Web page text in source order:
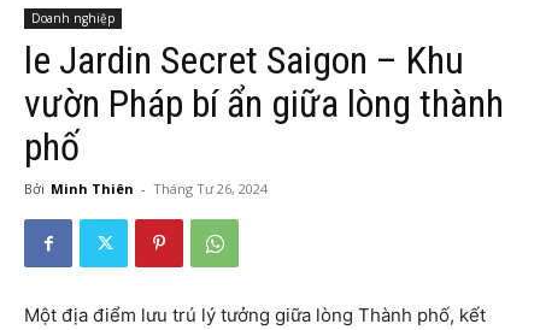
Doanh nghiệp
le Jardin Secret Saigon – Khu
vườn Pháp bí ẩn giữa lòng thành
phố
Bởi Minh Thiên - Tháng Tư 26, 2024
Một địa điểm lưu trú lý tưởng giữa lòng Thành phố, kết